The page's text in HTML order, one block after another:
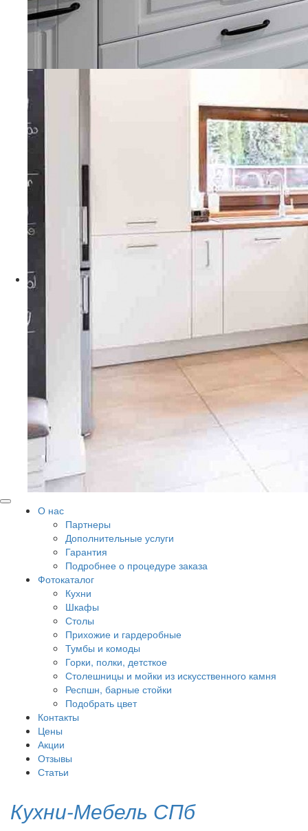
О нас
Партнеры
Дополнительные услуги
Гарантия
Подробнее о процедуре заказа
Фотокаталог
Кухни
Шкафы
Столы
Прихожие и гардеробные
Тумбы и комоды
Горки, полки, детсткое
Столешницы и мойки из искусственного камня
Респшн, барные стойки
Подобрать цвет
Контакты
Цены
Акции
Отзывы
Статьи
Кухни-Мебель СПб